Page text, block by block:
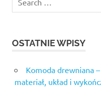
OSTATNIE WPISY
Komoda drewniana
materiał, układ i